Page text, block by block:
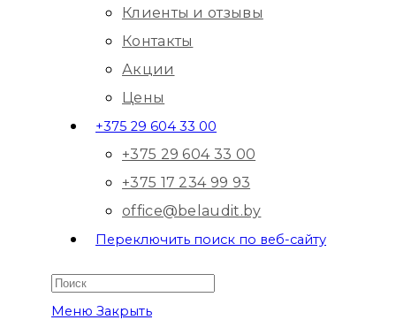
Клиенты и отзывы
Контакты
Акции
Цены
+375 29 604 33 00
+375 29 604 33 00
+375 17 234 99 93
office@belaudit.by
Переключить поиск по веб-сайту
Меню Закрыть